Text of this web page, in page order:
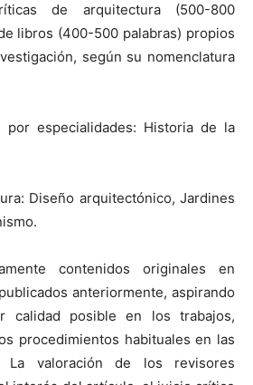
de arquitectura (500-800
libros (400-500 palabras) propios
según su nomenclatura
por especialidades: Historia de la
Diseño arquitectónico, Jardines
contenidos originales en
anteriormente, aspirando
calidad posible en los trabajos,
procedimientos habituales en las
La valoración de los revisores